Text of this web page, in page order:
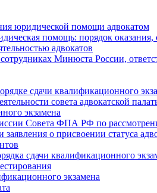
юридической помощи адвокатом
помощь: порядок оказания,
адвокатов
Минюста России,
сдачи квалификационного
совета адвокатской
экзамена
Совета ФПА РФ по
заявления о присвоении статуса
сдачи квалификационного
экзамена